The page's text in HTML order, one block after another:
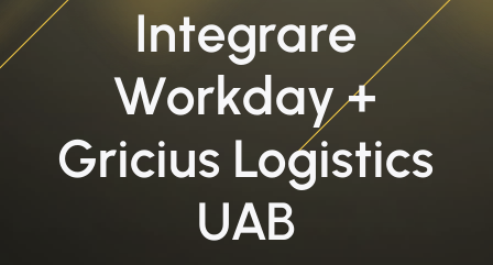
Integrare
Workday +
Gricius Logistics
UAB